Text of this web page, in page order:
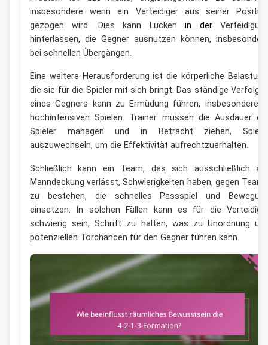
insbesondere wenn ein Verteidiger aus seiner
gezogen wird. Dies kann Lückenin der
hinterlassen, die Gegner ausnutzen können,
bei schnellen Übergängen.
Eine weitere Herausforderung ist die körperliche
die sie für die Spieler mit sich bringt. Das ständige
eines Gegners kann zu Ermüdung führen, insbesondere
hochintensiven Spielen. Trainer müssen die Ausdauer
Spieler managen und in Betracht ziehen,
auszuwechseln, um die Effektivität aufrechtzuerhalten.
Schließlich kann ein Team, das sich ausschließlich
Manndeckung verlässt, Schwierigkeiten haben, gegen
zu bestehen, die schnelles Passspiel und
einsetzen. In solchen Fällen kann es für die
schwierig sein, Schritt zu halten, was zu Unordnung
potenziellen Torchancen für den Gegner führen kann.